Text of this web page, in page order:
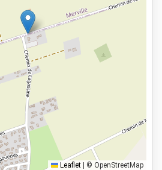
départ
Leaflet © OpenStreetMap